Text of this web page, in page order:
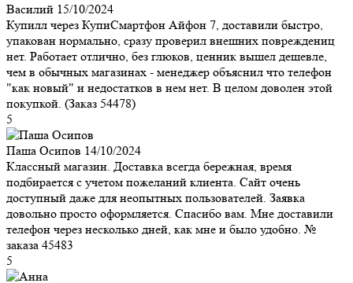
Василий 15/10/2024
Купилл через КупиСмартфон Айфон 7, доставили быстро,
упакован нормально, сразу проверил внешних повреждениц
нет. Работает отлично, без глюков, ценник вышел дешевле,
чем в обычных магазинах - менеджер объяснил что телефон
"как новый" и недостатков в нем нет. В целом доволен этой
покупкой. (Заказ 54478)
5
Паша Осипов 14/10/2024
Классный магазин. Доставка всегда бережная, время
подбирается с учетом пожеланий клиента. Сайт очень
доступный даже для неопытных пользователей. Заявка
довольно просто оформляется. Спасибо вам. Мне доставили
телефон через несколько дней, как мне и было удобно. №
заказа 45483
5